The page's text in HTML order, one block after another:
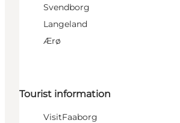
Svendborg
Langeland
Ærø
Tourist information
VisitFaaborg